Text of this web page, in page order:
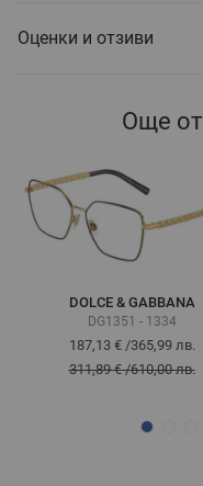
Оценки и отзиви
Още
DOLCE & GABBANA
DG1351 - 1334
187,13 €/365,99 лв.
311,89 €/610,00 лв.